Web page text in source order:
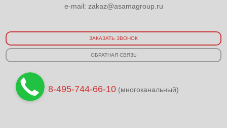
e-mail: zakaz@asamagroup.ru
ЗАКАЗАТЬ ЗВОНОК
ОБРАТНАЯ СВЯЗЬ
8-495-744-66-10 (многоканальный)